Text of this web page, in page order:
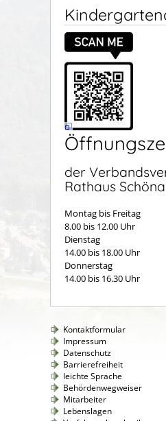
der
Rathaus
Montag bis Freitag
8.00 bis 12.00 Uhr
Dienstag
14.00 bis 18.00 Uhr
Donnerstag
14.00 bis 16.30 Uhr
Kontaktformular
Impressum
Datenschutz
Barrierefreiheit
leichte Sprache
Behördenwegweiser
Mitarbeiter
Lebenslagen